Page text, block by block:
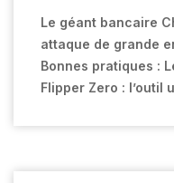
Le géant bancaire
attaque de grande
Bonnes pratiques :
Flipper Zero : l’outil